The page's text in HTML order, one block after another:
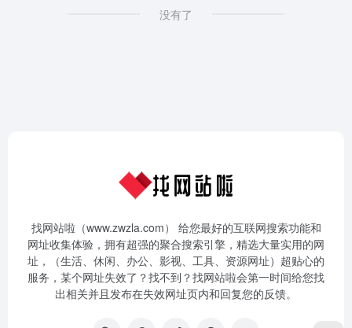
没有了
找网站啦（www.zwzla.com） 给您最好的互联网搜索功能和
网址收集体验，拥有超强的聚合搜索引擎，精选大量实用的网
址，（生活、休闲、办公、影视、工具、资源网址）超贴心的
服务，某个网址失效了？找不到？找网站啦会第一时间给您找
出相关并且发布在失效网址页内和回复您的反馈。